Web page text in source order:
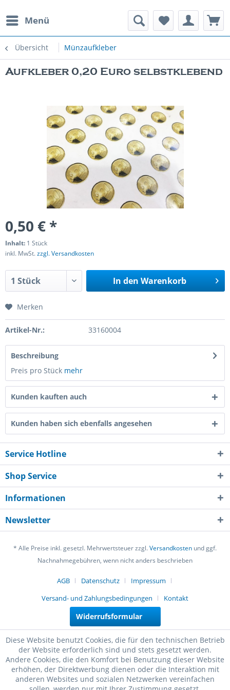
Menü
Übersicht Münzaufkleber
Spielautomaten
Aufkleber 0,20 Euro selbstklebend
0,50 € *
Inhalt: 1 Stück
inkl. MwSt.zzgl. Versandkosten
In den Warenkorb
Merken
Artikel-Nr.: 33160004
Beschreibung
Preis pro Stück mehr
Kunden kauften auch
Kunden haben sich ebenfalls angesehen
Service Hotline
Shop Service
Informationen
Newsletter
* Alle Preise inkl. gesetzl. Mehrwertsteuer zzgl.Versandkosten und ggf.
Nachnahmegebühren, wenn nicht anders beschrieben
AGB Datenschutz
Impressum
Versand- und Zahlungsbedingungen
Kontakt
Widerrufsformular
Diese Website benutzt Cookies, die für den technischen Betrieb
der Website erforderlich sind und stets gesetzt werden.
Andere Cookies, die den Komfort bei Benutzung dieser Website
erhöhen, der Direktwerbung dienen oder die Interaktion mit
anderen Websites und sozialen Netzwerken vereinfachen